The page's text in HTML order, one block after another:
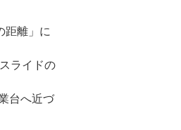
距離」に
ライドの
台へ近づ